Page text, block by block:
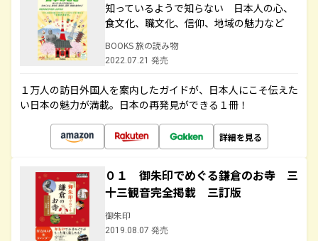
知っているようで知らない 日本人の心、
食文化、職文化、信仰、地域の魅力など
BOOKS 旅の読み物
2022.07.21 発売
１万人の訪日外国人を案内したガイドが、日本人にこそ伝えた
い日本の魅力が満載。日本の再発見ができる１冊！
詳細を見る
０１ 御朱印でめぐる鎌倉のお寺 三
十三観音完全掲載 三訂版
御朱印
2019.08.07 発売